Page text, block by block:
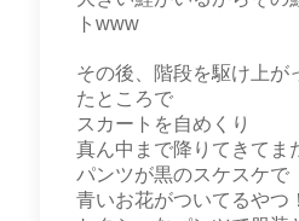
トwww
その後、階段を駆け上が
たところで
スカートを自めくり
真ん中まで降りてきて
パンツが黒のスケスケで
青いお花がついてるやつ！